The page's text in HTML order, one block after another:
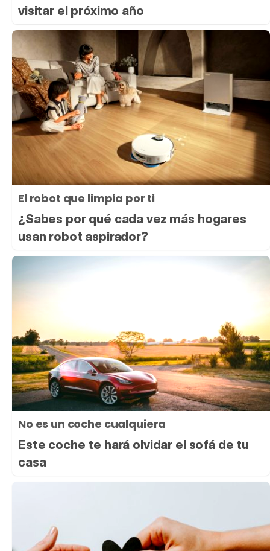
visitar el próximo año
El robot que limpia por ti
¿Sabes por qué cada vez más hogares
usan robot aspirador?
No es un coche cualquiera
Este coche te hará olvidar el sofá de tu
casa